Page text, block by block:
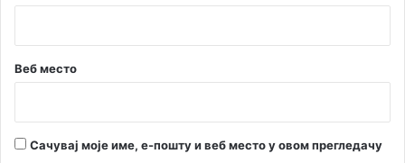
Веб место
Сачувај моје име, е-пошту и веб место у овом прегледачу